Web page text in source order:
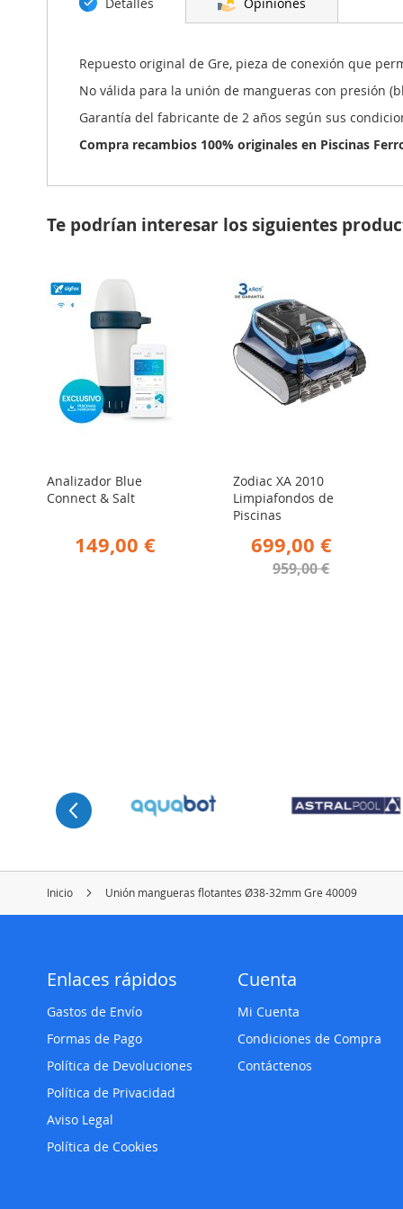
imágenesRepuesto original de Gre, pieza de conexión que
No válida para la unión de mangueras con presión
Garantía del fabricante de 2 años según sus
Compra recambios 100% originales en Piscinas
Te podrían interesar los siguientes
Analizador Blue
Connect & Salt
149,00 €
Zodiac XA 2010
Limpiafondos de
Piscinas
699,00 €
959,00 €
Inicio Unión mangueras flotantes Ø38-32mm Gre 40009
Enlaces rápidos
Gastos de Envío
Formas de Pago
Política de Devoluciones
Política de Privacidad
Aviso Legal
Política de Cookies
Cuenta
Mi Cuenta
Condiciones de Compra
Contáctenos